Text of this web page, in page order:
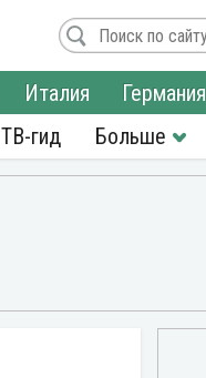
Италия Германия
ТВ-гид